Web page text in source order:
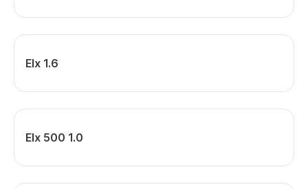
Elx 1.6
Elx 500 1.0